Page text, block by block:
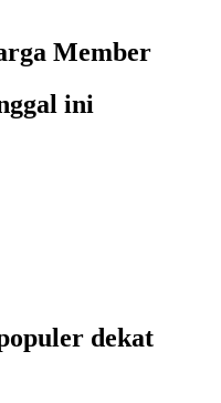
Member
ini
dekat